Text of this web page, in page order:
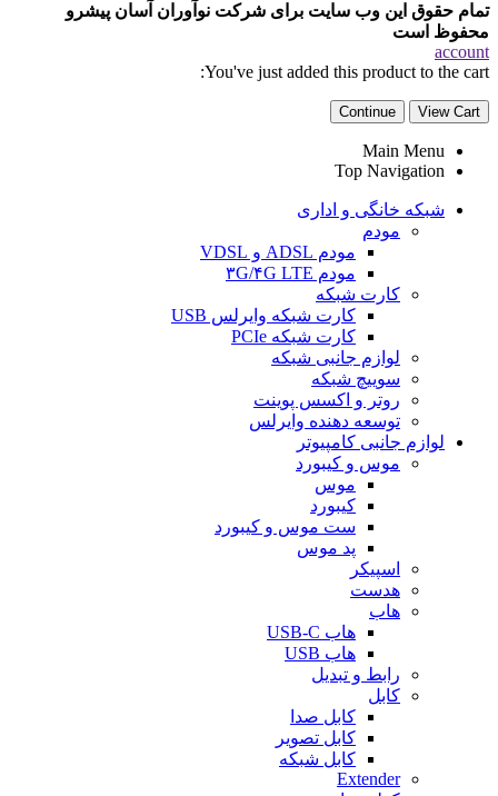
تمام حقوق این وب سایت برای شرکت نوآوران آسان پیشرو
محفوظ است
account
You've just added this product to the cart:
View Cart
Continue
Main Menu
Top Navigation
شبکه خانگی و اداری
مودم
مودم ADSL و VDSL
مودم ۳G/۴G LTE
کارت شبکه
کارت شبکه وایرلس USB
کارت شبکه PCIe
لوازم جانبی شبکه
سوییچ شبکه
روتر و اکسس پوینت
توسعه دهنده وایرلس
لوازم جانبی کامپیوتر
موس و کیبورد
موس
کیبورد
ست موس و کیبورد
پد موس
اسپیکر
هدست
هاب
هاب USB-C
هاب USB
رابط و تبدیل
کابل
کابل صدا
کابل تصویر
کابل شبکه
Extender